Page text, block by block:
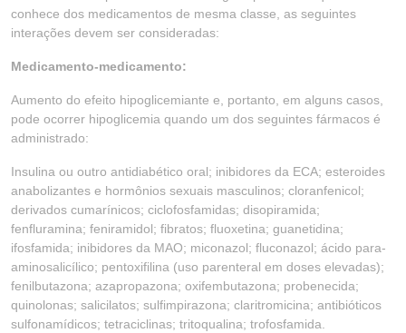
conhece dos medicamentos de mesma classe, as seguintes
interações devem ser consideradas:
Medicamento-medicamento:
Aumento do efeito hipoglicemiante e, portanto, em alguns casos,
pode ocorrer hipoglicemia quando um dos seguintes fármacos é
administrado:
Insulina ou outro antidiabético oral; inibidores da ECA; esteroides
anabolizantes e hormônios sexuais masculinos; cloranfenicol;
derivados cumarínicos; ciclofosfamidas; disopiramida;
fenfluramina; feniramidol; fibratos; fluoxetina; guanetidina;
ifosfamida; inibidores da MAO; miconazol; fluconazol; ácido para-
aminosalicílico; pentoxifilina (uso parenteral em doses elevadas);
fenilbutazona; azapropazona; oxifembutazona; probenecida;
quinolonas; salicilatos; sulfimpirazona; claritromicina; antibióticos
sulfonamídicos; tetraciclinas; tritoqualina; trofosfamida.